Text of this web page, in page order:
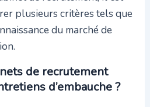
plusieurs critères tels que
du marché de
de recrutement
d’embauche ?